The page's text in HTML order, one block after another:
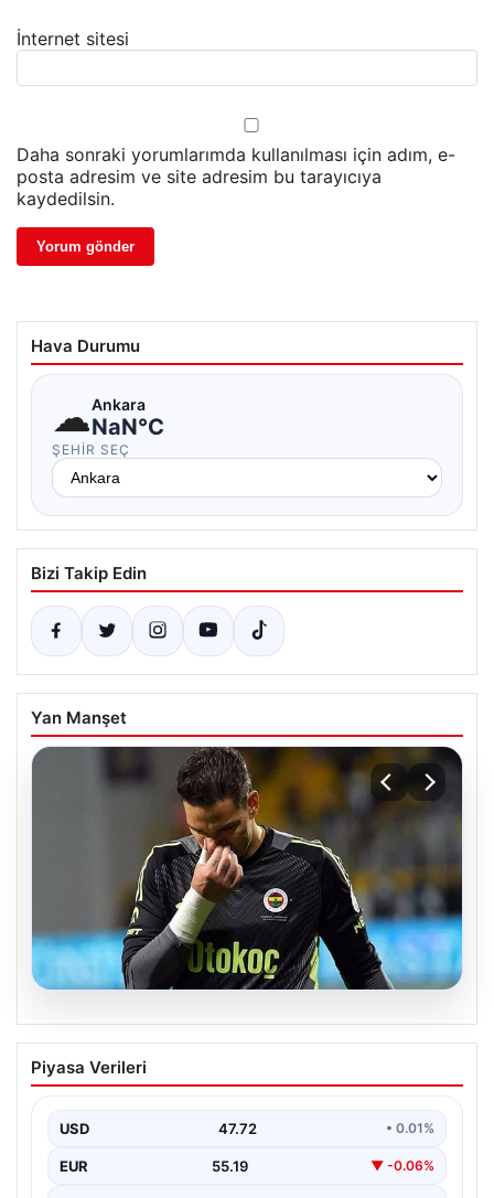
İnternet sitesi
Daha sonraki yorumlarımda kullanılması için adım, e-
posta adresim ve site adresim bu tarayıcıya
kaydedilsin.
Hava Durumu
☁Ankara
NaN°C
ŞEHIR SEÇ
Bizi Takip Edin
Yan Manşet
Fenerbahçe, Ederson İçin Yeni
Planlarını Suya Düşürmeyi Planlıyor
sürdüren Fenerbahçe yönetimi, kaleci rotasyonunda
köklü bir değişikliğe hazırlanıyor.…
Piyasa Verileri
USD 47.72 • 0.01%
EUR 55.19 ▼ -0.06%